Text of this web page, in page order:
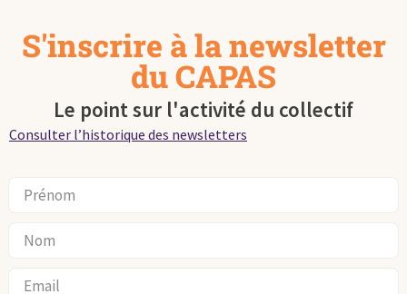
S'inscrire à la newsletter
du CAPAS
Le point sur l'activité du collectif
Consulter l’historique des newsletters